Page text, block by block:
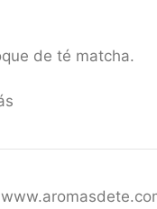
de té matcha.